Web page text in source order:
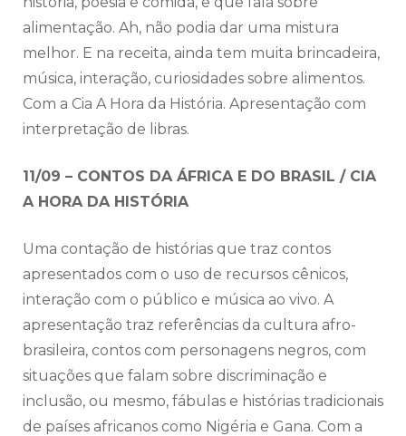
alimentação. Ah, não podia dar uma mistura
melhor. E na receita, ainda tem muita brincadeira,
música, interação, curiosidades sobre alimentos.
Com a Cia A Hora da História. Apresentação com
interpretação de libras.
11/09 – CONTOS DA ÁFRICA E DO BRASIL / CIA
A HORA DA HISTÓRIA
Uma contação de histórias que traz contos
apresentados com o uso de recursos cênicos,
interação com o público e música ao vivo. A
apresentação traz referências da cultura afro-
brasileira, contos com personagens negros, com
situações que falam sobre discriminação e
inclusão, ou mesmo, fábulas e histórias tradicionais
de países africanos como Nigéria e Gana. Com a